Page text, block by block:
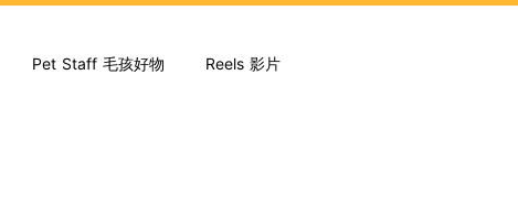
Pet Staff 毛孩好物 Reels 影片